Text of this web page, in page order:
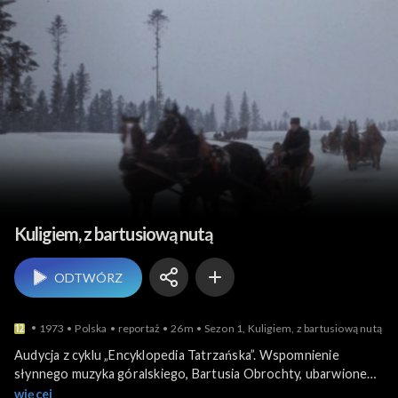
Kuligiem, z bartusiową nutą
ODTWÓRZ
1973 Polska reportaż 26m Sezon 1, Kuligiem, z bartusiową nutą
Audycja z cyklu „Encyklopedia Tatrzańska”. Wspomnienie
słynnego muzyka góralskiego, Bartusia Obrochty, ubarwione
ujęciami z kuligu do schroniska w Roztoce, organizowanego co
więcej